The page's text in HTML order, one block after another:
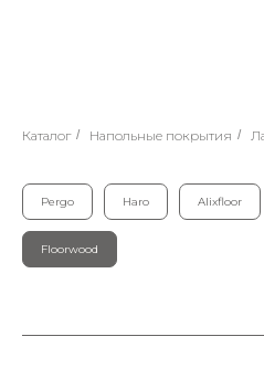
Каталог / Напольные покрытия /
Pergo Haro Alixfloor
Floorwood